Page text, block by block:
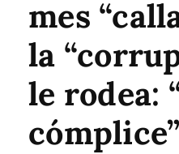
mes
la
le rodea:
cómplice”